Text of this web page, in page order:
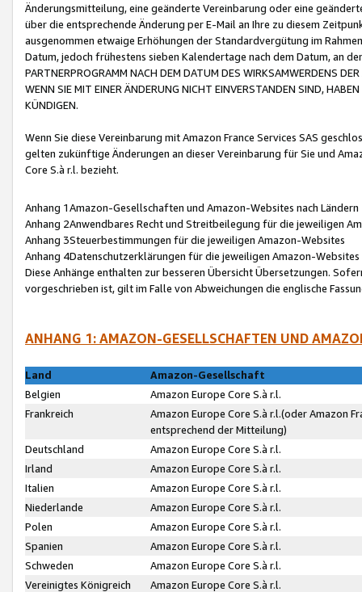
Änderungsmitteilung, eine geänderte Vereinbarung oder eine
über die entsprechende Änderung per E-Mail an Ihre zu diesem
ausgenommen etwaige Erhöhungen der Standardvergütung im
Datum, jedoch frühestens sieben Kalendertage nach dem Datum, an
PARTNERPROGRAMM NACH DEM DATUM DES WIRKSAMWERDENS
WENN SIE MIT EINER ÄNDERUNG NICHT EINVERSTANDEN SIND,
KÜNDIGEN.
Wenn Sie diese Vereinbarung mit Amazon France Services SAS
gelten zukünftige Änderungen an dieser Vereinbarung für Sie und
Core S.à r.l. bezieht.
Anhang 1Amazon-Gesellschaften und Amazon-Websites nach Ländern
Anhang 2Anwendbares Recht und Streitbeilegung für die jeweiligen
Anhang 3Steuerbestimmungen für die jeweiligen Amazon-Websites
Anhang 4Datenschutzerklärungen für die jeweiligen Amazon-Websites
Diese Anhänge enthalten zur besseren Übersicht Übersetzungen.
vorgeschrieben ist, gilt im Falle von Abweichungen die englische
ANHANG 1: AMAZON-GESELLSCHAFTEN UND
Land
Amazon-Gesellschaft
Belgien
Amazon Europe Core S.à r.l.
Frankreich
Amazon Europe Core S.à r.l.(oder Amazon
entsprechend der Mitteilung)
Deutschland
Amazon Europe Core S.à r.l.
Irland
Amazon Europe Core S.à r.l.
Italien
Amazon Europe Core S.à r.l.
Niederlande
Amazon Europe Core S.à r.l.
Polen
Amazon Europe Core S.à r.l.
Spanien
Amazon Europe Core S.à r.l.
Schweden
Amazon Europe Core S.à r.l.
Vereinigtes Königreich
Amazon Europe Core S.à r.l.